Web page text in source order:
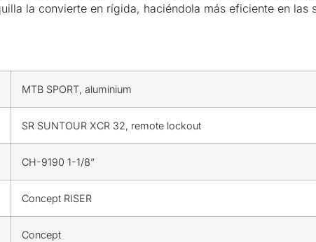
la convierte en rígida, haciéndola más eficiente en las
MTB SPORT, aluminium
SR SUNTOUR XCR 32, remote lockout
CH-9190 1-1/8”
Concept RISER
Concept